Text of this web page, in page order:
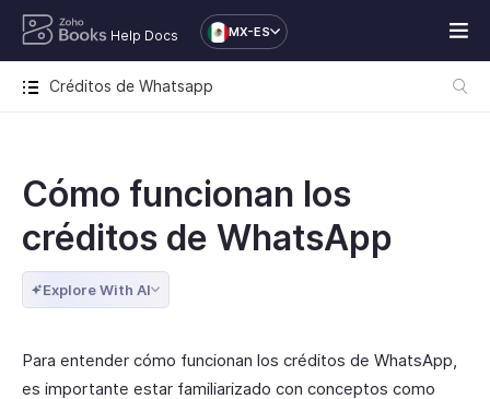
Help Docs MX-ES
Créditos de Whatsapp
Cómo funcionan los
créditos de WhatsApp
Explore With AI
Para entender cómo funcionan los créditos de WhatsApp,
es importante estar familiarizado con conceptos como